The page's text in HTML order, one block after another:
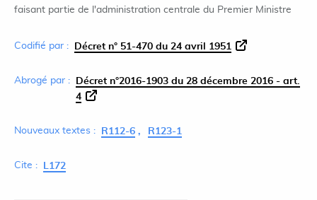
faisant partie de l'administration centrale du Premier Ministre
Codifié par : Décret n° 51-470 du 24 avril 1951
Abrogé par :
Décret n°2016-1903 du 28 décembre 2016 - art.
4
Nouveaux textes : R112-6 R123-1
Cite : L172